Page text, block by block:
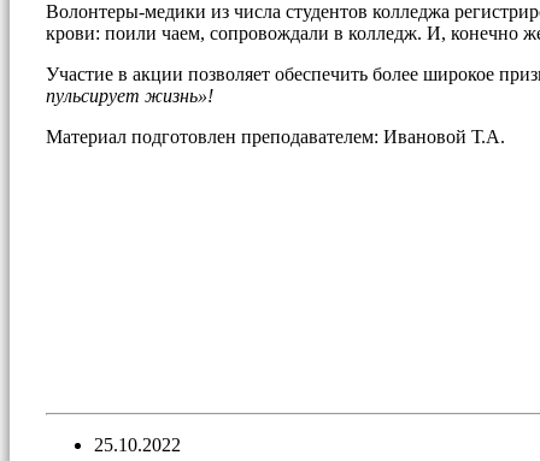
Волонтеры-медики из числа студентов колледжа
крови: поили чаем, сопровождали в колледж. И, конечно
Участие в акции позволяет обеспечить более широкое
пульсирует жизнь»!
Материал подготовлен преподавателем: Ивановой Т.А.
25.10.2022